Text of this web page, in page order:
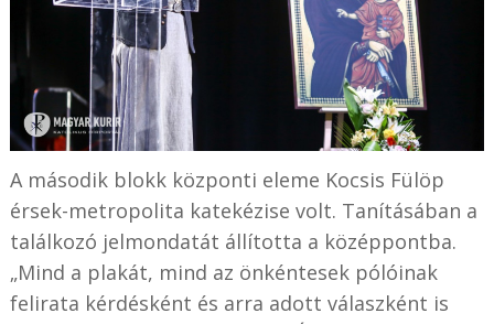
A második blokk központi eleme Kocsis Fülöp
érsek-metropolita katekézise volt. Tanításában a
találkozó jelmondatát állította a középpontba.
„Mind a plakát, mind az önkéntesek pólóinak
felirata kérdésként és arra adott válaszként is